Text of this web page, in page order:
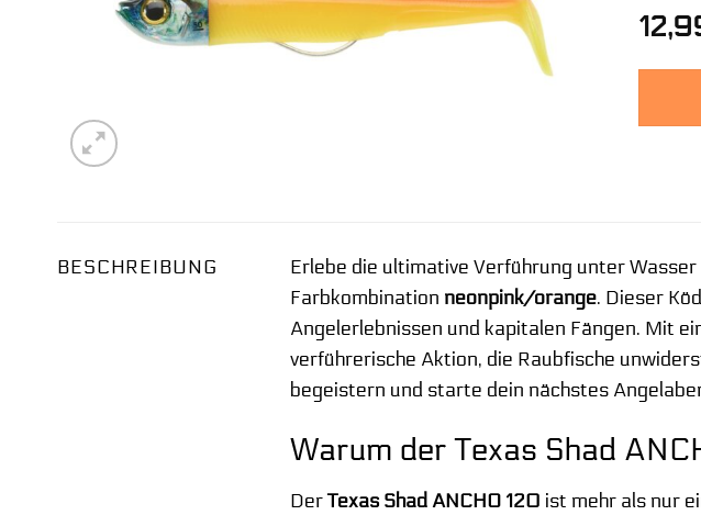
BESCHREIBUNG Erlebe die ultimative Verführung unter
Farbkombination neonpink/orange. Dieser
Angelerlebnissen und kapitalen Fängen. Mit
verführerische Aktion, die Raubfische
begeistern und starte dein nächstes
Warum der Texas Shad
DerTexas Shad ANCHO 120 ist mehr als nur